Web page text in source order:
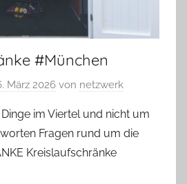
#München
März 2026 von netzwerk
im Viertel und nicht um
Fragen rund um die
Kreislaufschränke